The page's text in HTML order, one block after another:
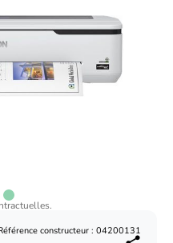
constructeur : 04200131